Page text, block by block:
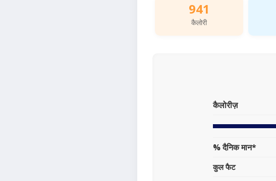
941
कैलोरी
कैलोरीज़
% दैनिक मान*
कुल फैट